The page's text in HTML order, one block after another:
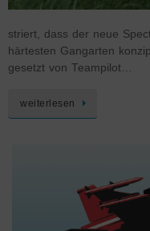
striert, dass der neue
härtesten Gangarten
gesetzt von Teampilot…
weiterlesen